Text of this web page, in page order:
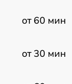
от 60 мин
от 30 мин